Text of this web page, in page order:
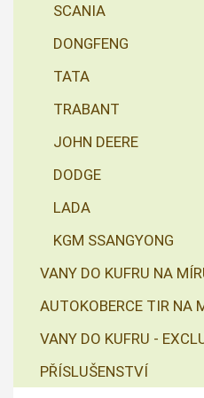
SCANIA
DONGFENG
TATA
TRABANT
JOHN DEERE
DODGE
LADA
KGM SSANGYONG
VANY DO KUFRU NA
AUTOKOBERCE TIR NA
VANY DO KUFRU -
PŘÍSLUŠENSTVÍ